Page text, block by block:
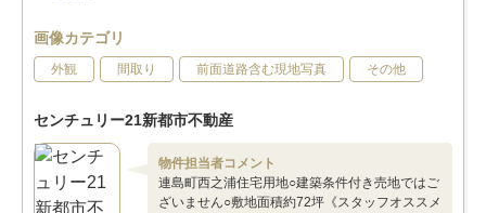
画像カテゴリ
外観 間取り 前面道路含む現地写真 その他
センチュリー21新都市不動産
物件担当者コメント
連島町西之浦住宅用地○建築条件付き売地ではご
ざいません○敷地面積約72坪《スタッフオススメ